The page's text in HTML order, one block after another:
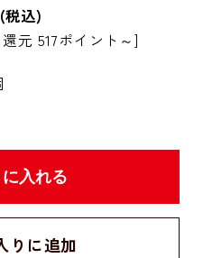
(税込)
元 517ポイント～]
入れる
りに追加